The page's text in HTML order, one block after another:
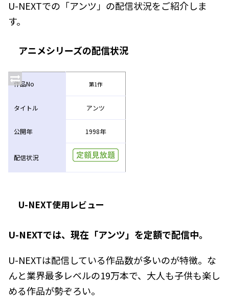
U-NEXTでの「アンツ」の配信状況をご紹介しま
す。
アニメシリーズの配信状況
作品No 第1作
タイトル アンツ
公開年 1998年
配信状況
U-NEXT使用レビュー
U-NEXTでは、現在「アンツ」を定額で配信中。
U-NEXTは配信している作品数が多いのが特徴。な
んと業界最多レベルの19万本で、大人も子供も楽し
める作品が勢ぞろい。